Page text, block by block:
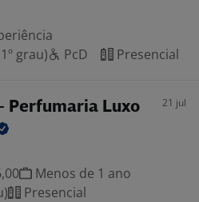
grau)
PcD Presencial
Perfumaria Luxo 21 jul
Menos de 1 ano
Presencial